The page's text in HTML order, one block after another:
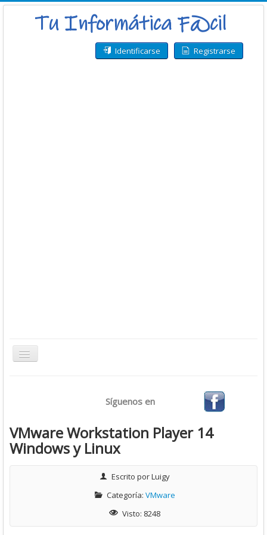
Identificarse Registrarse
Toggle
Desarrollo
Ofimática
Virtualización
Síguenos en
VMware Workstation Player 14
Windows y Linux
Escrito porLuigy
Categoría: VMware
Visto: 8248